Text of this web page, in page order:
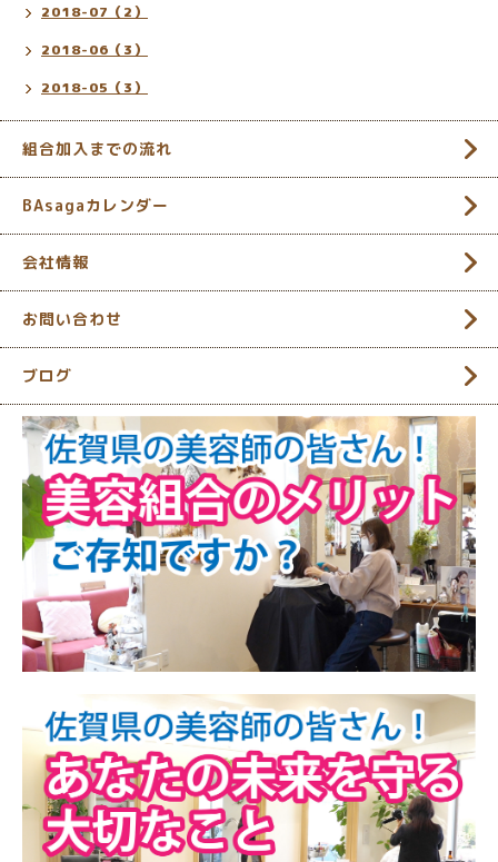
2018-07（2）
2018-06（3）
2018-05（3）
組合加入までの流れ
BAsagaカレンダー
会社情報
お問い合わせ
ブログ